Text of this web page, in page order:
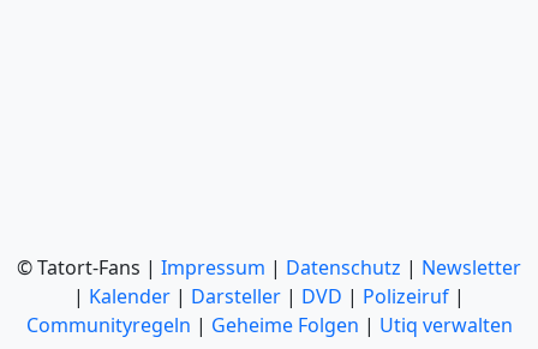
© Tatort-Fans | Impressum | Datenschutz | Newsletter
| Kalender | Darsteller | DVD | Polizeiruf |
Communityregeln | Geheime Folgen | Utiq verwalten